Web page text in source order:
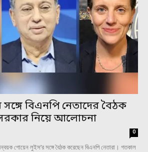
বিএনপি নেতাদের বৈঠক
সরকার নিয়ে আলোচনা
0
গোয়েন লুইস’র সঙ্গে বৈঠক করেছেন বিএনপি নেতারা। গতকাল